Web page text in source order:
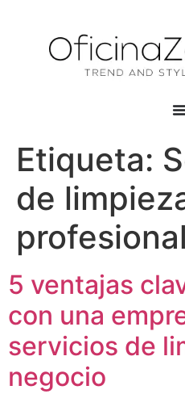
Etiqueta:
de
profesional
5 ventajas
con una
servicios de
negocio